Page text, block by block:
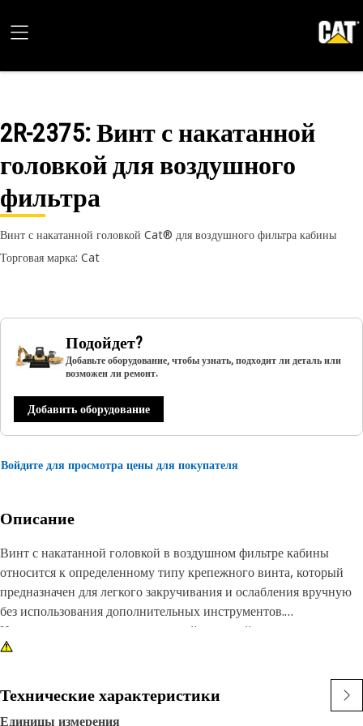
2R-2375: Винт с накатанной
головкой для воздушного
фильтра
Винт с накатанной головкой Cat® для воздушного фильтра кабины
Торговая марка: Cat
Подойдет?
Добавьте оборудование, чтобы узнать, подходит ли деталь или
возможен ли ремонт.
Добавить оборудование
Войдите для просмотра цены для покупателя
Описание
Винт с накатанной головкой в воздушном фильтре кабины
относится к определенному типу крепежного винта, который
предназначен для легкого закручивания и ослабления вручную
без использования дополнительных инструментов.
Использование винта с накатанной головкой в воздушном
фильтре кабины обеспечивает ряд преимуществ. Это устраняет
выполнении рутинных задач по техническому обслуживанию.
Она также обеспечивает более быстрый доступ к воздушному
Технические характеристики
Единицы измерения